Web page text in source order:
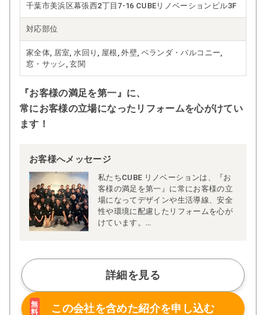
千葉市美浜区幕張西2丁目7-16 CUBEリノベーションビル3F
対応部位
家全体, 居室, 水回り, 屋根, 外壁, ベランダ・バルコニー,
窓・サッシ, 玄関
『お客様の満足を第一』に、
常にお客様の立場になったリフォームを心がけてい
ます！
お客様へメッセージ
私たちCUBE リノベーションは、『お
客様の満足を第一』に常にお客様の立
場になってデザインや生活導線、安全
性や環境に配慮したリフォームを心が
けています。
客様に喜んでいただきたいという想い
でリフォームプランを作り、世界でた
った一つのプレゼンテーションを大切
にしています。
詳細を見る
無
料
この会社を含めた紹介を申し込む